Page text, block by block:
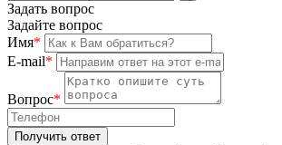
Задать вопрос
Задайте вопрос
Имя*
E-mail*
Вопрос*